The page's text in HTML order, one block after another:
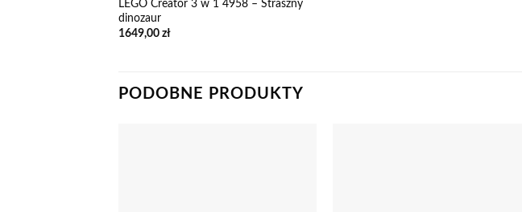
LEGO Creator 3 w 1 4958 – Straszny
dinozaur
1649,00 zł
PODOBNE PRODUKTY